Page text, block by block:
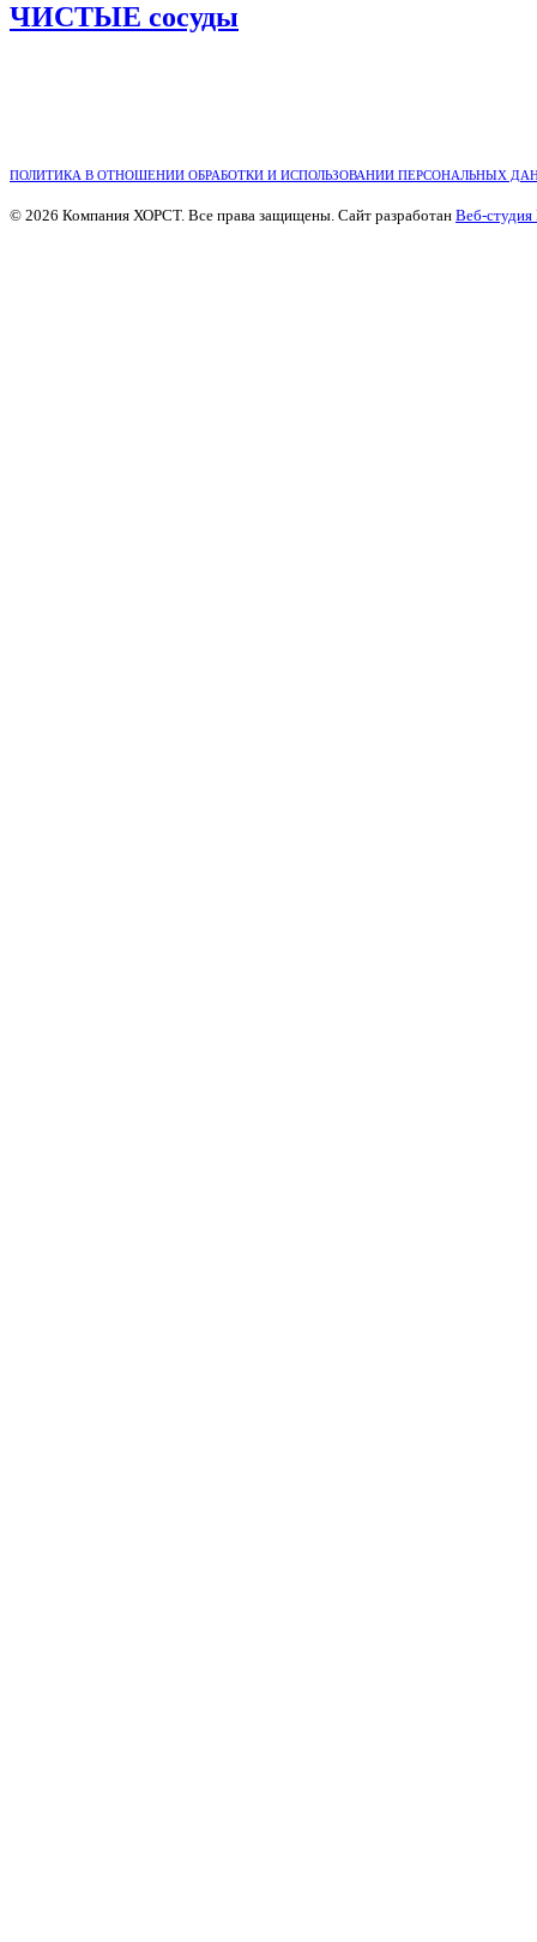
ЧИСТЫЕ сосуды
ПОЛИТИКА В ОТНОШЕНИИ ОБРАБОТКИ И ИСПОЛЬЗОВАНИИ ПЕРСОНАЛЬНЫХ
© 2026 Компания ХОРСТ. Все права защищены. Сайт разработан Веб-студия